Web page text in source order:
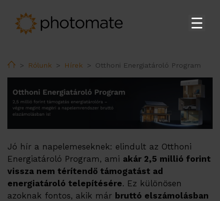
HomeRólunk Hírek Otthoni Energiatároló Program
Jó hír a napelemeseknek: elindult az Otthoni
Energiatároló Program, ami akár 2,5 millió forint
vissza nem térítendő támogatást ad
energiatároló telepítésére. Ez különösen
azoknak fontos, akik már bruttó elszámolásban
Termékek
Szolgáltatások
EMS
Műszaki támogatás
Adatközpont
Rólunk